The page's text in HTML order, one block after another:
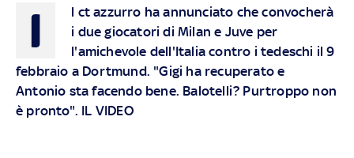
I
l ct azzurro ha annunciato che convocherà
i due giocatori di Milan e Juve per
l'amichevole dell'Italia contro i tedeschi il 9
febbraio a Dortmund. "Gigi ha recuperato e
Antonio sta facendo bene. Balotelli? Purtroppo non
è pronto". IL VIDEO